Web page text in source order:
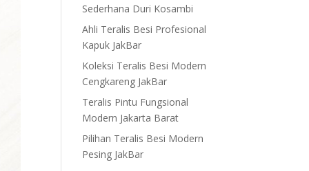
Sederhana Duri Kosambi
Ahli Teralis Besi Profesional
Kapuk JakBar
Koleksi Teralis Besi Modern
Cengkareng JakBar
Teralis Pintu Fungsional
Modern Jakarta Barat
Pilihan Teralis Besi Modern
Pesing JakBar